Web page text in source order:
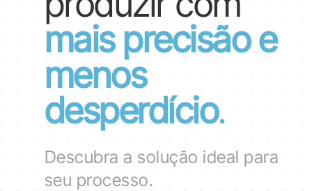
mais precisão e
menos
desperdício.
Descubra a solução ideal para
seu processo.